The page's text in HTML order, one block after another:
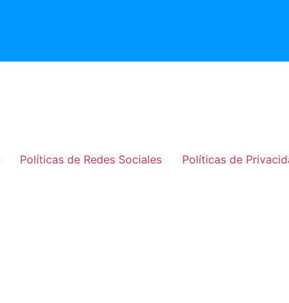
Políticas de Redes Sociales Políticas de